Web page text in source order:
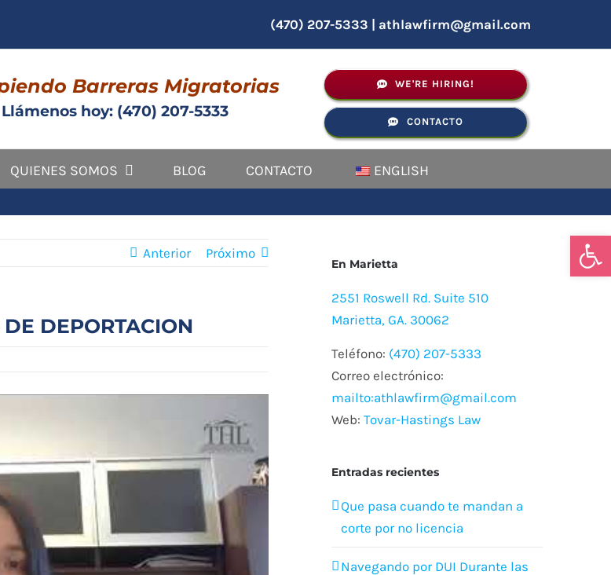
Abrir
(470) 207-5333 athlawfirm@gmail.com
Barreras Migratorias
Llámenos hoy: (470) 207-5333
WE'RE HIRING!
CONTACTO
QUIENES SOMOS BLOG CONTACTO ENGLISH
Anterior Próximo
DEPORTACION
En Marietta
2551 Roswell Rd. Suite 510
Marietta, GA. 30062
Teléfono: (470) 207-5333
Correo electrónico:
mailto:athlawfirm@gmail.com
Web: Tovar-Hastings Law
Entradas recientes
Que pasa cuando te mandan a
corte por no licencia
Navegando por DUI Durante las